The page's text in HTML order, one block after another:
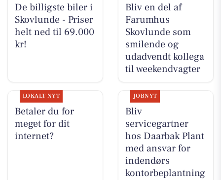
De billigste biler i
Skovlunde - Priser
helt ned til 69.000
kr!
Bliv en del af
Farumhus
Skovlunde som
smilende og
udadvendt kollega
til weekendvagter
LOKALT NYT
Betaler du for
meget for dit
internet?
JOBNYT
Bliv
servicegartner
hos Daarbak Plant
med ansvar for
indendørs
kontorbeplantning